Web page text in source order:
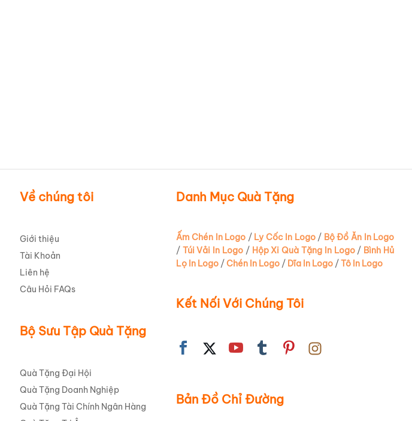
Về chúng tôi
Giới thiệu
Tài Khoản
Liên hệ
Câu Hỏi FAQs
Bộ Sưu Tập Quà Tặng
Quà Tặng Đại Hội
Quà Tặng Doanh Nghiệp
Quà Tặng Tài Chính Ngân Hàng
Danh Mục Quà Tặng
Ấm Chén In Logo / Ly Cốc In Logo/ Bộ Đồ Ăn In Logo
/ Túi Vải In Logo / Hộp Xi Quà Tặng In Logo/ Bình Hủ
Lọ In Logo/Chén In Logo/ Dĩa In Logo/Tô In Logo
Kết Nối Với Chúng Tôi
Bản Đồ Chỉ Đường